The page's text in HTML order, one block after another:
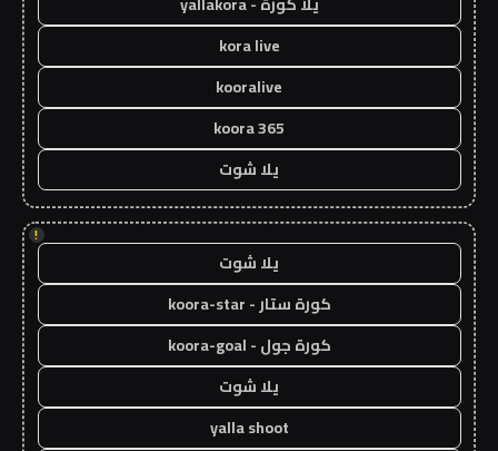
kora live
kooralive
koora 365
يلا شوت
!
يلا شوت
كورة ستار - koora-star
كورة جول - koora-goal
يلا شوت
yalla shoot